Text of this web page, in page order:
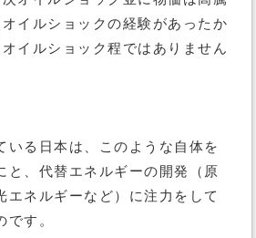
イルショックの経験があったか
イルショック程ではありません
いる日本は、このような自体を
と、代替エネルギーの開発（原
エネルギーなど）に注力をして
です。